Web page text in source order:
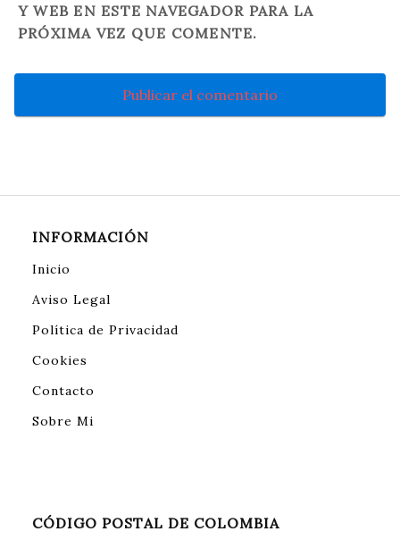
Y WEB EN ESTE NAVEGADOR PARA LA
PRÓXIMA VEZ QUE COMENTE.
INFORMACIÓN
Inicio
Aviso Legal
Política de Privacidad
Cookies
Contacto
Sobre Mi
CÓDIGO POSTAL DE COLOMBIA